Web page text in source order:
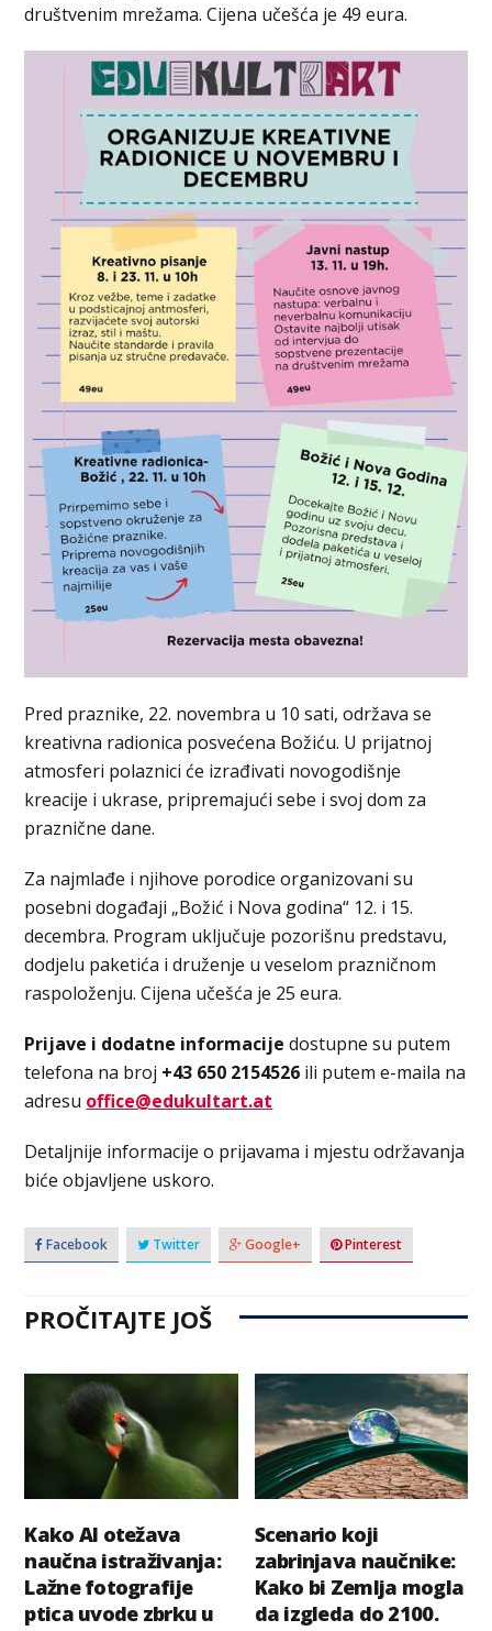
društvenim mrežama. Cijena učešća je 49 eura.
Pred praznike, 22. novembra u 10 sati, održava se
kreativna radionica posvećena Božiću. U prijatnoj
atmosferi polaznici će izrađivati novogodišnje
kreacije i ukrase, pripremajući sebe i svoj dom za
praznične dane.
Za najmlađe i njihove porodice organizovani su
posebni događaji „Božić i Nova godina“ 12. i 15.
decembra. Program uključuje pozorišnu predstavu,
dodjelu paketića i druženje u veselom prazničnom
raspoloženju. Cijena učešća je 25 eura.
Prijave i dodatne informacije dostupne su putem
telefona na broj +43 650 2154526 ili putem e-maila na
adresu office@edukultart.at
Detaljnije informacije o prijavama i mjestu održavanja
biće objavljene uskoro.
Facebook Twitter Google+ Pinterest
PROČITAJTE JOŠ
Kako AI otežava
naučna istraživanja:
Lažne fotografije
ptica uvode zbrku u
Scenario koji
zabrinjava naučnike:
Kako bi Zemlja mogla
da izgleda do 2100.